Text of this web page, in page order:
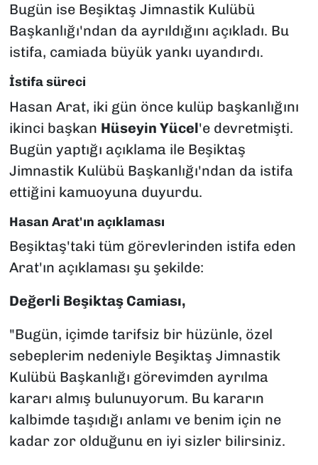
Bugün ise Beşiktaş Jimnastik Kulübü
Başkanlığı'ndan da ayrıldığını açıkladı. Bu
istifa, camiada büyük yankı uyandırdı.
İstifa süreci
Hasan Arat, iki gün önce kulüp başkanlığını
ikinci başkan Hüseyin Yücel'e devretmişti.
Bugün yaptığı açıklama ile Beşiktaş
Jimnastik Kulübü Başkanlığı'ndan da istifa
ettiğini kamuoyuna duyurdu.
Hasan Arat'ın açıklaması
Beşiktaş'taki tüm görevlerinden istifa eden
Arat'ın açıklaması şu şekilde:
Değerli Beşiktaş Camiası,
"Bugün, içimde tarifsiz bir hüzünle, özel
sebeplerim nedeniyle Beşiktaş Jimnastik
Kulübü Başkanlığı görevimden ayrılma
kararı almış bulunuyorum. Bu kararın
kalbimde taşıdığı anlamı ve benim için ne
kadar zor olduğunu en iyi sizler bilirsiniz.